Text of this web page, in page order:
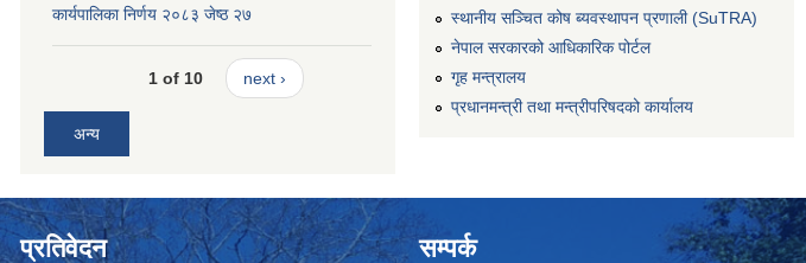
कार्यपालिका निर्णय २०८३ जेष्ठ २७
1 of 10 next ›
अन्य
स्थानीय सञ्चित कोष ब्यवस्थापन प्रणाली (SuTRA)
नेपाल सरकारको आधिकारिक पोर्टल
गृह मन्त्रालय
प्रधानमन्त्री तथा मन्त्रीपरिषदको कार्यालय
प्रतिवेदन सम्पर्क